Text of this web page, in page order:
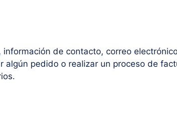
de contacto, correo
pedido o realizar un proceso de